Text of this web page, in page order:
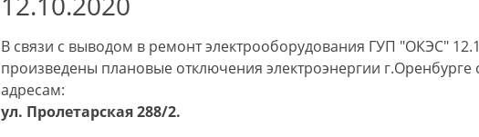
В связи с выводом в ремонт электрооборудования ГУП "ОКЭС"
произведены плановые отключения электроэнергии г.Оренбурге
адресам:
ул. Пролетарская 288/2.